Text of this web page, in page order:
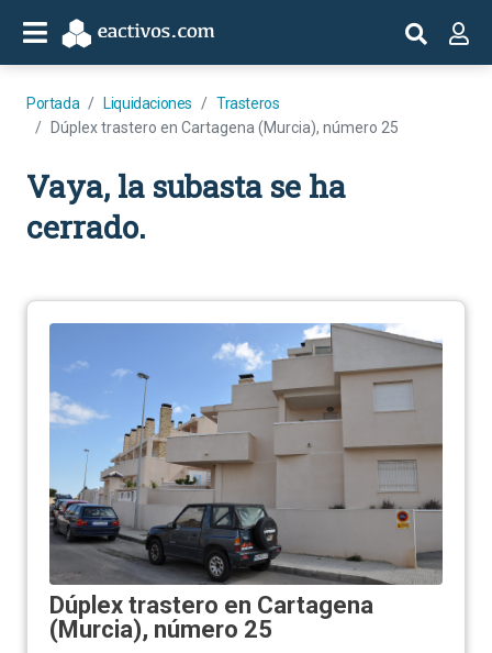
Portada Liquidaciones
Trasteros
Dúplex trastero en Cartagena (Murcia), número 25
Vaya, la subasta se ha
cerrado.
Dúplex trastero en Cartagena
(Murcia), número 25